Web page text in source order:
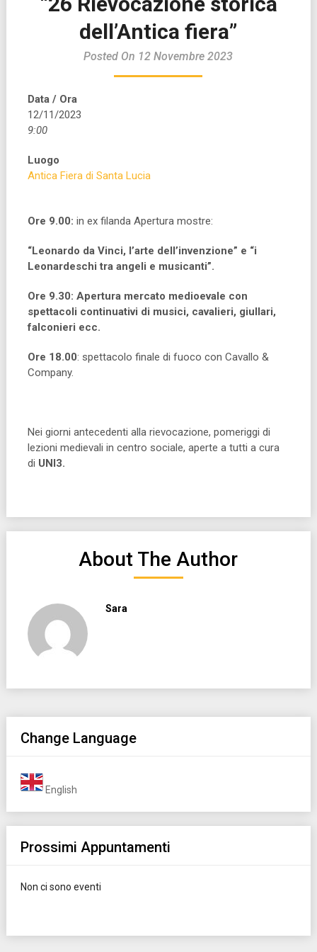
dell’Antica fiera”
Posted On 12 Novembre 2023
Data / Ora
12/11/2023
9:00
Luogo
Antica Fiera di Santa Lucia
Ore 9.00: in ex filanda Apertura mostre:
“Leonardo da Vinci, l’arte dell’invenzione” e “i
Leonardeschi tra angeli e musicanti”.
Ore 9.30: Apertura mercato medioevale con
spettacoli continuativi di musici, cavalieri, giullari,
falconieri ecc.
Ore 18.00: spettacolo finale di fuoco con Cavallo &
Company.
Nei giorni antecedenti alla rievocazione, pomeriggi di
lezioni medievali in centro sociale, aperte a tutti a cura
di UNI3.
About The Author
Sara
Change Language
English
Prossimi Appuntamenti
Non ci sono eventi